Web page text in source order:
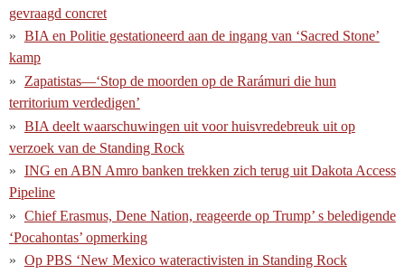
gevraagd concret
BIA en Politie gestationeerd aan de ingang van ‘Sacred Stone’
kamp
Zapatistas—‘Stop de moorden op de Rarámuri die hun
territorium verdedigen’
BIA deelt waarschuwingen uit voor huisvredebreuk uit op
verzoek van de Standing Rock
ING en ABN Amro banken trekken zich terug uit Dakota Access
Pipeline
Chief Erasmus, Dene Nation, reageerde op Trump’ s beledigende
‘Pocahontas’ opmerking
Op PBS ‘New Mexico wateractivisten in Standing Rock